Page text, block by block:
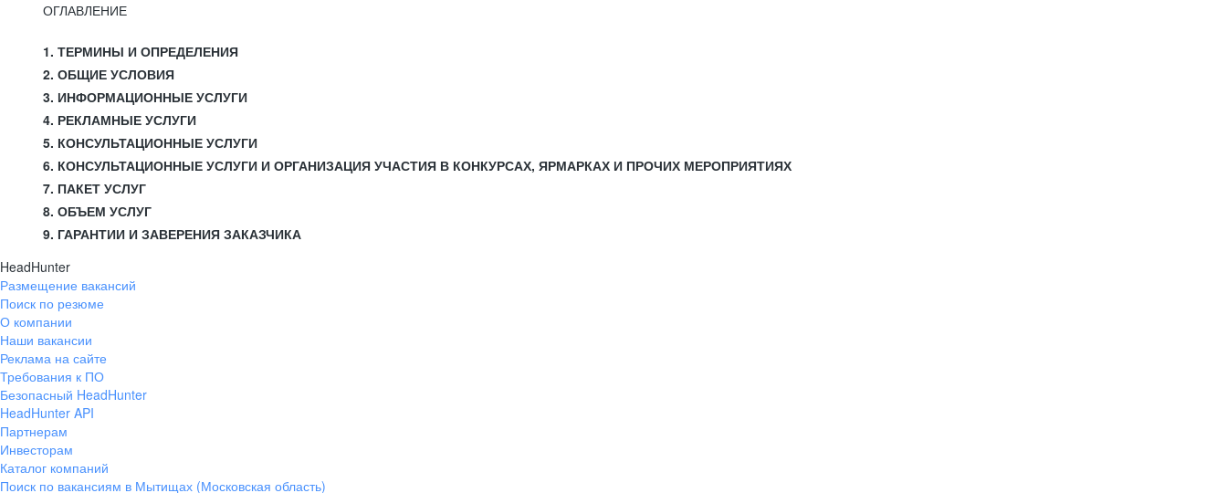
ОГЛАВЛЕНИЕ
1. ТЕРМИНЫ И ОПРЕДЕЛЕНИЯ
2. ОБЩИЕ УСЛОВИЯ
3. ИНФОРМАЦИОННЫЕ УСЛУГИ
4. РЕКЛАМНЫЕ УСЛУГИ
5. КОНСУЛЬТАЦИОННЫЕ УСЛУГИ
6. КОНСУЛЬТАЦИОННЫЕ УСЛУГИ И ОРГАНИЗАЦИЯ УЧАСТИЯ В КОНКУРСАХ, ЯРМАРКАХ И ПРОЧИХ МЕРОПРИЯТИЯХ
7. ПАКЕТ УСЛУГ
8. ОБЪЕМ УСЛУГ
9. ГАРАНТИИ И ЗАВЕРЕНИЯ ЗАКАЗЧИКА
HeadHunter
Размещение вакансий
Поиск по резюме
О компании
Наши вакансии
Реклама на сайте
Требования к ПО
Безопасный HeadHunter
HeadHunter API
Партнерам
Инвесторам
Каталог компаний
Поиск по вакансиям в Мытищах (Московская область)